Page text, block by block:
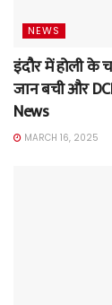
NEWS
इंदौर में होली
जान बची और
News
MARCH 16, 2025